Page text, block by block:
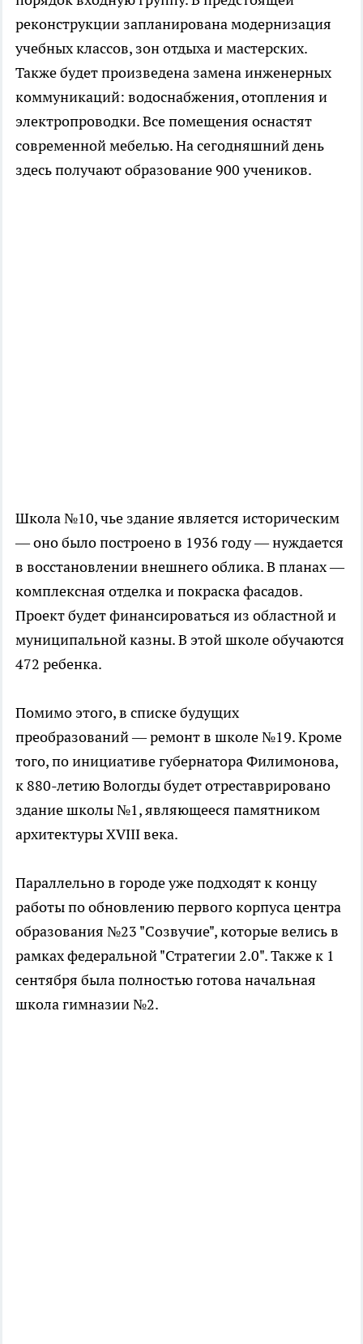
реконструкции запланирована модернизация
учебных классов, зон отдыха и мастерских.
Также будет произведена замена инженерных
коммуникаций: водоснабжения, отопления и
электропроводки. Все помещения оснастят
современной мебелью. На сегодняшний день
здесь получают образование 900 учеников.
Школа №10, чье здание является историческим
— оно было построено в 1936 году — нуждается
в восстановлении внешнего облика. В планах —
комплексная отделка и покраска фасадов.
Проект будет финансироваться из областной и
муниципальной казны. В этой школе обучаются
472 ребенка.
Помимо этого, в списке будущих
преобразований — ремонт в школе №19. Кроме
того, по инициативе губернатора Филимонова,
к 880-летию Вологды будет отреставрировано
здание школы №1, являющееся памятником
архитектуры XVIII века.
Параллельно в городе уже подходят к концу
работы по обновлению первого корпуса центра
образования №23 "Созвучие", которые велись в
рамках федеральной "Стратегии 2.0". Также к 1
сентября была полностью готова начальная
школа гимназии №2.